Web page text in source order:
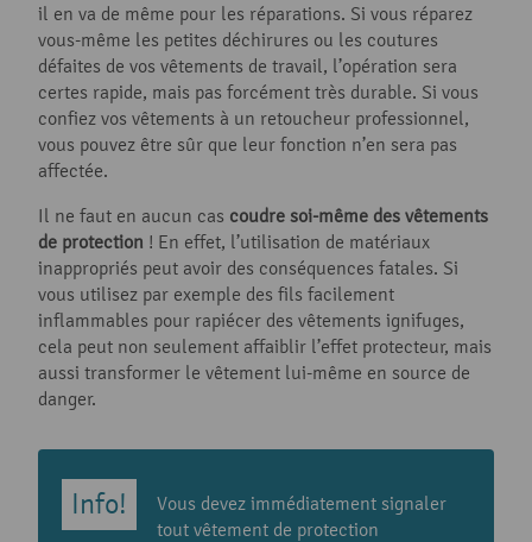
il en va de même pour les réparations. Si vous réparez
vous-même les petites déchirures ou les coutures
défaites de vos vêtements de travail, l’opération sera
certes rapide, mais pas forcément très durable. Si vous
confiez vos vêtements à un retoucheur professionnel,
vous pouvez être sûr que leur fonction n’en sera pas
affectée.
Il ne faut en aucun cas coudre soi-même des vêtements
de protection ! En effet, l’utilisation de matériaux
inappropriés peut avoir des conséquences fatales. Si
vous utilisez par exemple des fils facilement
inflammables pour rapiécer des vêtements ignifuges,
cela peut non seulement affaiblir l’effet protecteur, mais
aussi transformer le vêtement lui-même en source de
danger.
Vous devez immédiatement signaler
tout vêtement de protection